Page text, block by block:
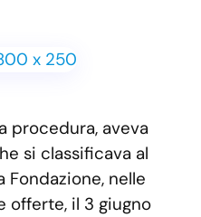
procedura, aveva
si classificava al
Fondazione, nelle
offerte, il 3 giugno